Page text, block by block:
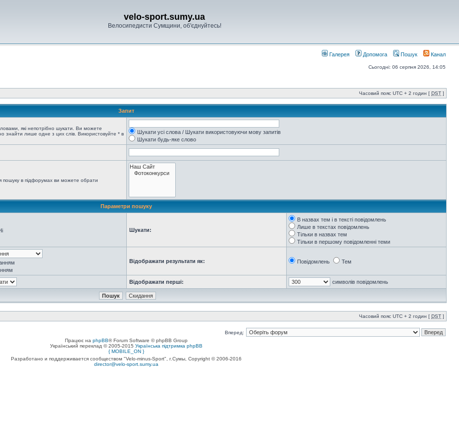
velo-sport.sumy.ua
Велосипедисти Сумщини, об'єднуйтесь!
Галерея Допомога Пошук Канал
Сьогодні: 06 серпня 2026, 14:05
Часовий пояс UTC + 2 годин [ DST ]
Запит
які непотрібно шукати. Ви можете
знайти лише одне з цих слів. Використовуйте * в
Шукати усі слова / Шукати використовуючи мову запитів
Шукати будь-яке слово
в підфорумах ви можете обрати
Параметри пошуку
Шукати:
В назвах тем і в тексті повідомлень
Лише в текстах повідомлень
Тільки в назвах тем
Тільки в першому повідомленні теми
Відображати результати як: Повідомлень Тем
Відображати перші: символів повідомлень
Часовий пояс UTC + 2 годин [ DST ]
Вперед:
Працює на phpBB® Forum Software © phpBB Group
Український переклад © 2005-2015 Українська підтримка phpBB
{ MOBILE_ON }
Разработано и поддерживается сообществом "Velo-minus-Sport", г.Сумы, Copyright © 2006-2016
director@velo-sport.sumy.ua